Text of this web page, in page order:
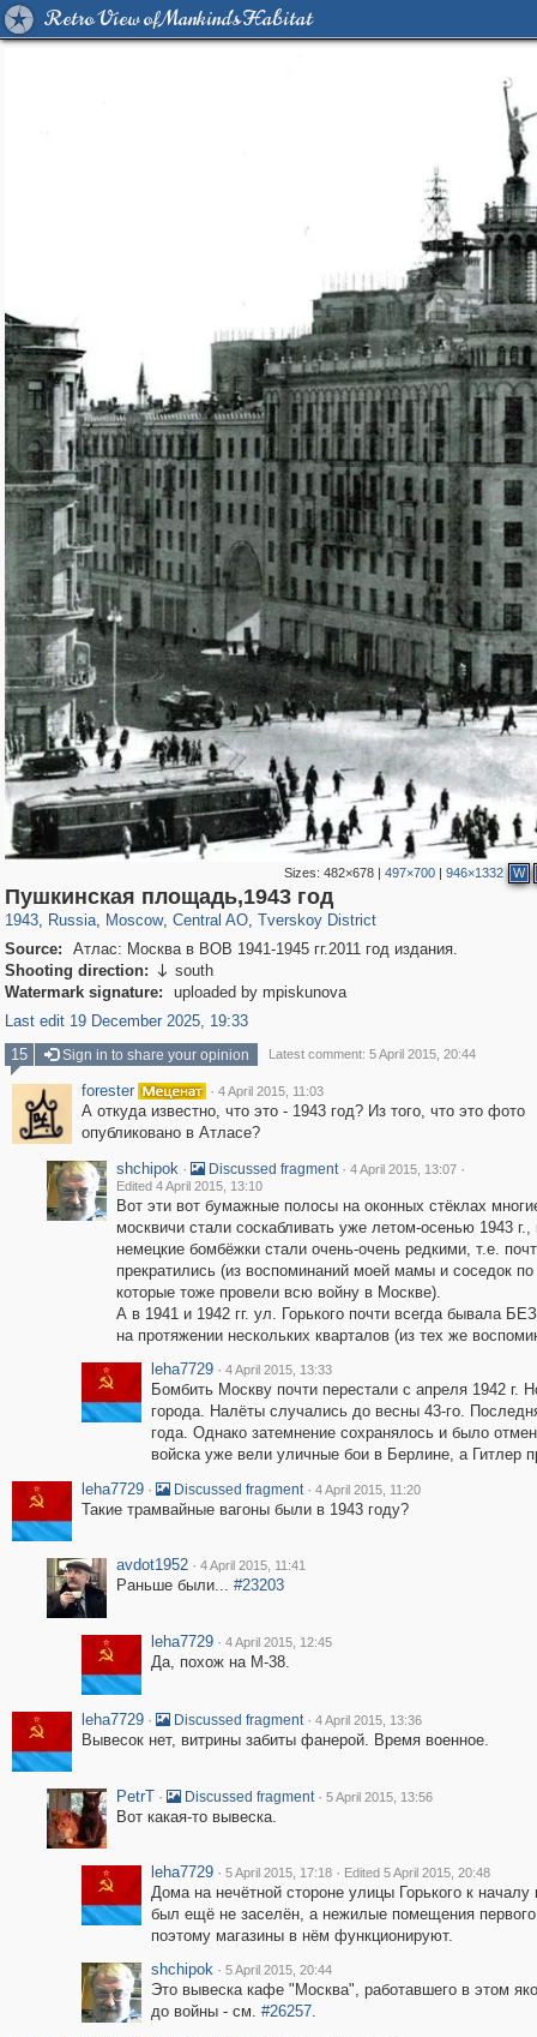
Retro View of Mankind's Habitat
Sizes:482×678 |497×700 |946×1332 W
Пушкинская площадь,1943 год
1943, Russia
1,406,929 29,248
, Moscow
319,861 8,286
, Central AO
160,009 5,916
, Tverskoy District
53,052 2,283
Source:
Атлас: Москва в ВОВ 1941-1945 гг.2011 год издания.
Shooting direction:  south
Watermark signature:
uploaded by mpiskunova
Last edit 19 December 2025, 19:33
15
Sign in to share your opinion Latest comment: 5 April 2015, 20:44
forester · 4 April 2015, 11:03
А откуда известно, что это - 1943 год? Из того, что это фото
опубликовано в Атласе?
shchipok · Discussed fragment · 4 April 2015, 13:07 ·
Edited 4 April 2015, 13:10
Вот эти вот бумажные полосы на оконных стёклах
москвичи стали соскабливать уже летом-осенью 1943 г.,
немецкие бомбёжки стали очень-очень редкими, т.е.
прекратились (из воспоминаний моей мамы и соседок
которые тоже провели всю войну в Москве).
А в 1941 и 1942 гг. ул. Горького почти всегда бывала
на протяжении нескольких кварталов (из тех же
leha7729 · 4 April 2015, 13:33
Бомбить Москву почти перестали с апреля 1942 г.
города. Налёты случались до весны 43-го.
года. Однако затемнение сохранялось и было
войска уже вели уличные бои в Берлине, а Гитлер
leha7729 · Discussed fragment · 4 April 2015, 11:20
Такие трамвайные вагоны были в 1943 году?
avdot1952 · 4 April 2015, 11:41
Раньше были... #23203
leha7729 · 4 April 2015, 12:45
Да, похож на М-38.
leha7729 · Discussed fragment · 4 April 2015, 13:36
Вывесок нет, витрины забиты фанерой. Время военное.
PetrT · Discussed fragment · 5 April 2015, 13:56
Вот какая-то вывеска.
leha7729 · 5 April 2015, 17:18 · Edited 5 April 2015, 20:48
Дома на нечётной стороне улицы Горького к
был ещё не заселён, а нежилые помещения
поэтому магазины в нём функционируют.
shchipok · 5 April 2015, 20:44
Это вывеска кафе "Москва", работавшего в этом
до войны - см. #26257.